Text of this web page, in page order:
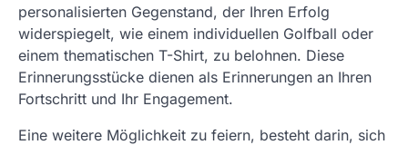
personalisierten Gegenstand, der Ihren Erfolg
widerspiegelt, wie einem individuellen Golfball oder
einem thematischen T-Shirt, zu belohnen. Diese
Erinnerungsstücke dienen als Erinnerungen an Ihren
Fortschritt und Ihr Engagement.
Eine weitere Möglichkeit zu feiern, besteht darin, sich